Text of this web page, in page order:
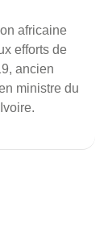
africaine
efforts de
ancien
ministre du